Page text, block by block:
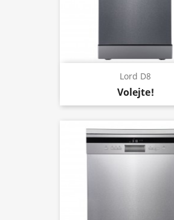
Lord D8
Volejte!